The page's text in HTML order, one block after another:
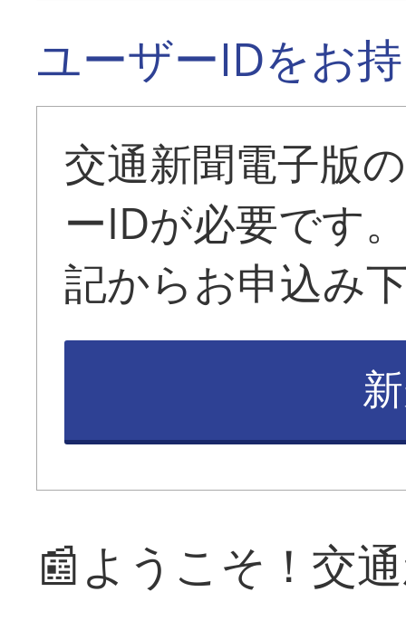
ユーザーIDをお
交通新聞電子版
ーIDが必要です
記からお申込み
📰ようこそ！交